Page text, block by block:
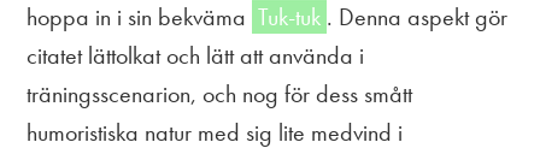
hoppa in i sin bekväma Tuk-tuk . Denna aspekt gör
citatet lättolkat och lätt att använda i
träningsscenarion, och nog för dess smått
humoristiska natur med sig lite medvind i